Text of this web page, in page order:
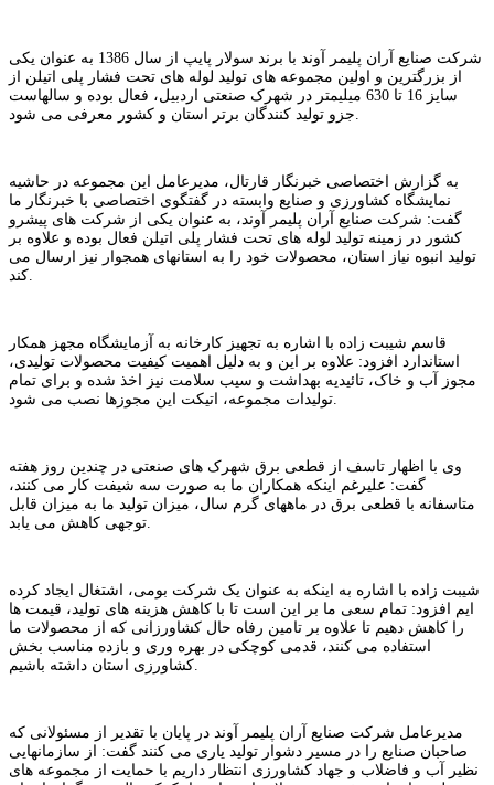
شرکت صنایع آران پلیمر آوند با برند سولار پایپ از سال 1386 به عنوان یکی
از بزرگترین و اولین مجموعه های تولید لوله های تحت فشار پلی اتیلن از
سایز 16 تا 630 میلیمتر در شهرک صنعتی اردبیل، فعال بوده و سالهاست
به گزارش اختصاصی خبرنگار قارتال، مدیرعامل این مجموعه در حاشیه
نمایشگاه کشاورزی و صنایع وابسته در گفتگوی اختصاصی با خبرنگار ما
گفت: شرکت صنایع آران پلیمر آوند، به عنوان یکی از شرکت های پیشرو
کشور در زمینه تولید لوله های تحت فشار پلی اتیلن فعال بوده و علاوه بر
تولید انبوه نیاز استان، محصولات خود را به استانهای همجوار نیز ارسال می
قاسم شیبت زاده با اشاره به تجهیز کارخانه به آزمایشگاه مجهز همکار
استاندارد افزود: علاوه بر این و به دلیل اهمیت کیفیت محصولات تولیدی،
مجوز آب و خاک، تائیدیه بهداشت و سیب سلامت نیز اخذ شده و برای تمام
وی با اظهار تاسف از قطعی برق شهرک های صنعتی در چندین روز هفته
گفت: علیرغم اینکه همکاران ما به صورت سه شیفت کار می کنند،
متاسفانه با قطعی برق در ماههای گرم سال، میزان تولید ما به میزان قابل
شیبت زاده با اشاره به اینکه به عنوان یک شرکت بومی، اشتغال ایجاد کرده
ایم افزود: تمام سعی ما بر این است تا با کاهش هزینه های تولید، قیمت ها
را کاهش دهیم تا علاوه بر تامین رفاه حال کشاورزانی که از محصولات ما
استفاده می کنند، قدمی کوچکی در بهره وری و بازده مناسب بخش
مدیرعامل شرکت صنایع آران پلیمر آوند در پایان با تقدیر از مسئولانی که
صاحبان صنایع را در مسیر دشوار تولید یاری می کنند گفت: از سازمانهایی
نظیر آب و فاضلاب و جهاد کشاورزی انتظار داریم با حمایت از مجموعه های